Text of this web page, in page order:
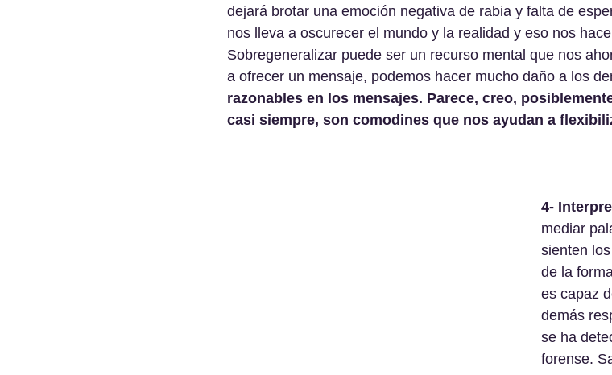
dejará brotar una emoción negativa de rabia y falta de
nos lleva a oscurecer el mundo y la realidad y eso nos
Sobregeneralizar puede ser un recurso mental que nos
a ofrecer un mensaje, podemos hacer mucho daño a los
razonables en los mensajes. Parece, creo,
casi siempre, son comodines que nos ayudan a
4-
mediar
sienten
de la
es capaz
demás
se ha
forense.